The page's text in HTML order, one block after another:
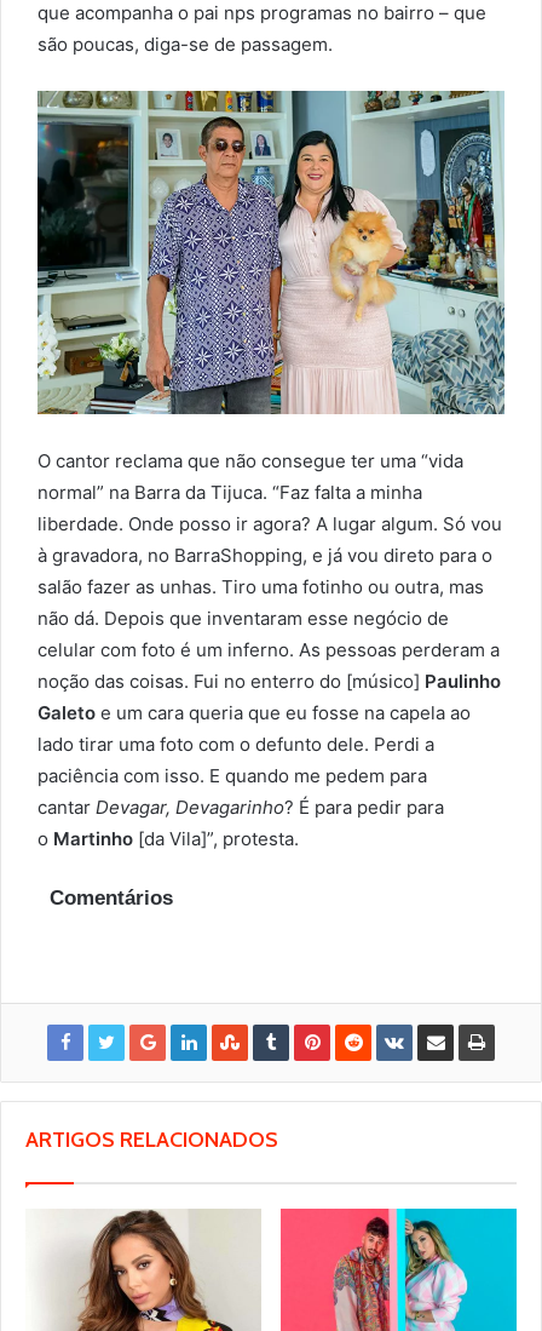
que acompanha o pai nps programas no bairro – que
são poucas, diga-se de passagem.
O cantor reclama que não consegue ter uma “vida
normal” na Barra da Tijuca. “Faz falta a minha
liberdade. Onde posso ir agora? A lugar algum. Só vou
à gravadora, no BarraShopping, e já vou direto para o
salão fazer as unhas. Tiro uma fotinho ou outra, mas
não dá. Depois que inventaram esse negócio de
celular com foto é um inferno. As pessoas perderam a
noção das coisas. Fui no enterro do [músico] Paulinho
Galeto e um cara queria que eu fosse na capela ao
lado tirar uma foto com o defunto dele. Perdi a
paciência com isso. E quando me pedem para
cantar Devagar, Devagarinho? É para pedir para
o Martinho [da Vila]”, protesta.
Comentários
ARTIGOS RELACIONADOS